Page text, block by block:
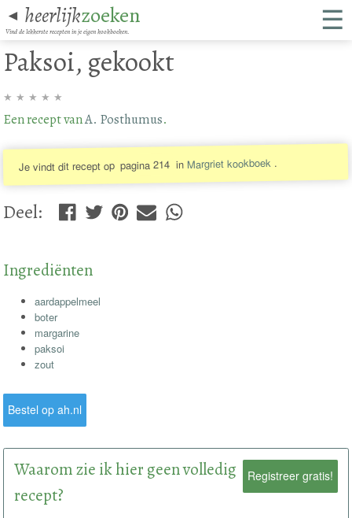
◄ heerlijkzoeken
Vind de lekkerste recepten in je eigen kookboeken. ☰
Paksoi, gekookt
★ ★ ★ ★ ★
Een recept vanA. Posthumus.
Je vindt dit recept op pagina 214 inMargriet kookboek .
Deel:
Ingrediënten
aardappelmeel
boter
margarine
paksoi
zout
Bestel op ah.nl
Registreer gratis!
Waarom zie ik hier geen volledig
recept?